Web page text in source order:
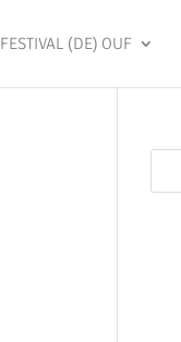
FESTIVAL (DE) OUF